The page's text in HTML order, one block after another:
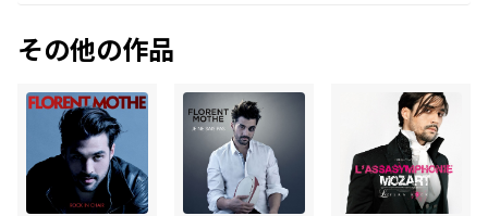
その他の作品